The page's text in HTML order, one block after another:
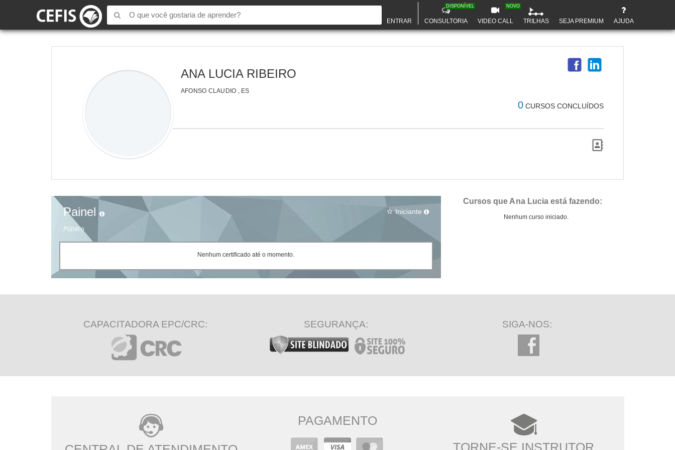
ENTRAR CONSULTORIA
DISPONÍVEL
VIDEO CALL
NOVO
TRILHAS SEJA PREMIUM AJUDA
ANA LUCIA RIBEIRO
AFONSO CLAUDIO , ES
0 CURSOS CONCLUÍDOS
Painel
Público
star_border Iniciante
Nenhum certificado até o momento.
Cursos que Ana Lucia está fazendo:
Nenhum curso iniciado.
CAPACITADORA EPC/CRC: SEGURANÇA: SIGA-NOS:
PAGAMENTO
TORNE-SE INSTRUTOR